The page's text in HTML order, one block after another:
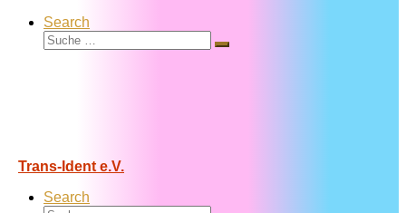
Search
Suche
Suche
Trans-Ident e.V.
Search